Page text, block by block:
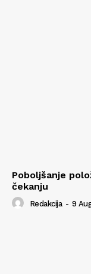
Poboljšanje
čekanju
Redakcija - 9